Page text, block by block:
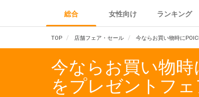
総合 女性向け ランキング
TOP 店舗フェア・セール 今ならお買い物時に
今ならお買い物
をプレゼントフェ